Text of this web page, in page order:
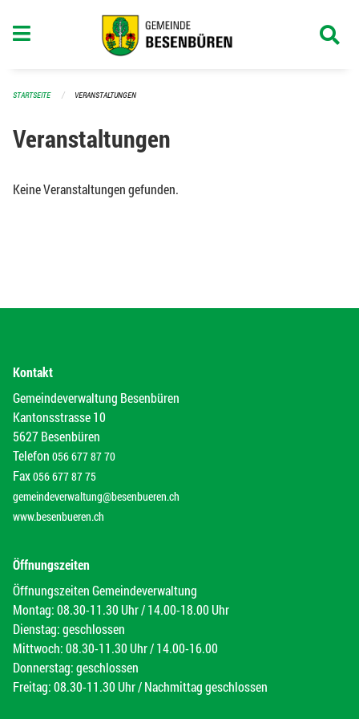
STARTSEITE VERANSTALTUNGEN
Veranstaltungen
Keine Veranstaltungen gefunden.
Kontakt
Gemeindeverwaltung Besenbüren
Kantonsstrasse 10
5627 Besenbüren
Telefon 056 677 87 70
Fax056 677 87 75
gemeindeverwaltung@besenbueren.ch
www.besenbueren.ch
Öffnungszeiten
Öffnungszeiten Gemeindeverwaltung
Montag: 08.30-11.30 Uhr / 14.00-18.00 Uhr
Dienstag: geschlossen
Mittwoch: 08.30-11.30 Uhr / 14.00-16.00
Donnerstag: geschlossen
Freitag: 08.30-11.30 Uhr / Nachmittag geschlossen